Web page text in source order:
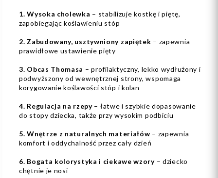
1. Wysoka cholewka – stabilizuje kostkę i piętę,
zapobiegając koślawieniu stóp
2. Zabudowany, usztywniony zapiętek – zapewnia
prawidłowe ustawienie pięty
3. Obcas Thomasa – profilaktyczny, lekko wydłużony i
podwyższony od wewnętrznej strony, wspomaga
korygowanie koślawości stóp i kolan
4. Regulacja na rzepy– łatwe i szybkie dopasowanie
do stopy dziecka, także przy wysokim podbiciu
5. Wnętrze z naturalnych materiałów – zapewnia
komfort i oddychalność przez cały dzień
6. Bogata kolorystyka i ciekawe wzory– dziecko
chętnie je nosi